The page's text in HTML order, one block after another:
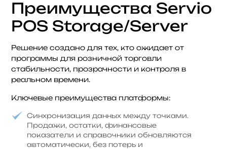
Преимущества Servio
POS Storage/Server
Решение создано для тех, кто ожидает от
программы для розничной торговли
стабильности, прозрачности и контроля в
реальном времени.
Ключевые преимущества платформы:
Синхронизация данных между точками.
Продажи, остатки, финансовые
показатели и справочники обновляются
автоматически, без потерь и